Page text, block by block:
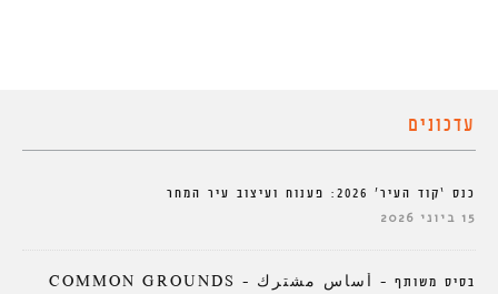
עדכונים
כנס ‘קוד העיר’ 2026: פענוח ועיצוב עיר המחר
15 ביוני 2026
בסיס משותף – أساس مشترك – COMMON GROUNDS